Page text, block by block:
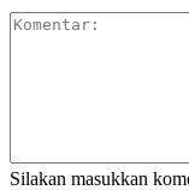
Silakan masukkan